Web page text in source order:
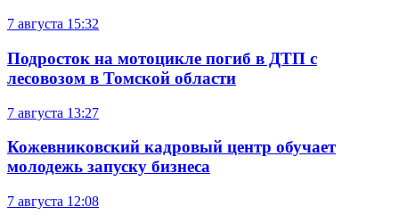
7 августа 15:32
Подросток на мотоцикле погиб в ДТП с
лесовозом в Томской области
7 августа 13:27
Кожевниковский кадровый центр обучает
молодежь запуску бизнеса
7 августа 12:08